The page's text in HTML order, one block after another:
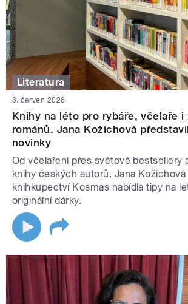
Literatura
3. červen 2026
Knihy na léto pro rybáře, včelaře i
románů. Jana Kožichová
novinky
Od včelaření přes světové bestsellery
knihy českých autorů. Jana
knihkupectví Kosmas nabídla tipy na
originální dárky.